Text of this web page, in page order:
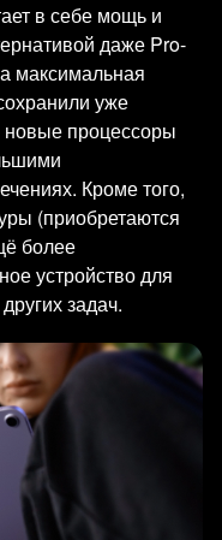
в себе мощь и
даже Pro-
максимальная
уже
новые процессоры
Кроме того,
(приобретаются
более
устройство для
задач.